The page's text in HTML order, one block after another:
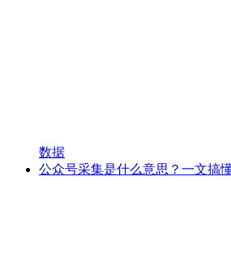
数据
公众号采集是什么意思？一文搞